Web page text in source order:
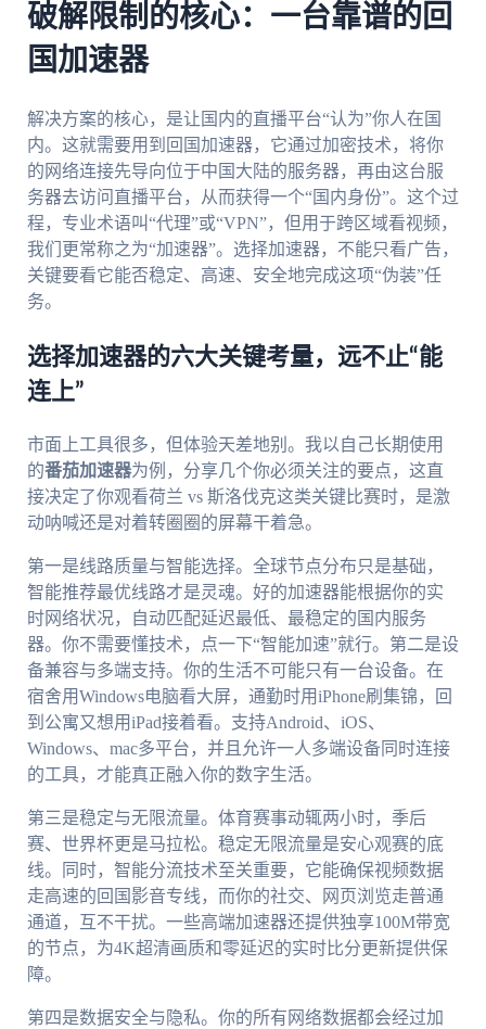
破解限制的核心：一台靠谱的回
国加速器
解决方案的核心，是让国内的直播平台“认为”你人在国
内。这就需要用到回国加速器，它通过加密技术，将你
的网络连接先导向位于中国大陆的服务器，再由这台服
务器去访问直播平台，从而获得一个“国内身份”。这个过
程，专业术语叫“代理”或“VPN”，但用于跨区域看视频，
我们更常称之为“加速器”。选择加速器，不能只看广告，
关键要看它能否稳定、高速、安全地完成这项“伪装”任
务。
选择加速器的六大关键考量，远不止“能
连上”
市面上工具很多，但体验天差地别。我以自己长期使用
的番茄加速器为例，分享几个你必须关注的要点，这直
接决定了你观看荷兰 vs 斯洛伐克这类关键比赛时，是激
动呐喊还是对着转圈圈的屏幕干着急。
第一是线路质量与智能选择。全球节点分布只是基础，
智能推荐最优线路才是灵魂。好的加速器能根据你的实
时网络状况，自动匹配延迟最低、最稳定的国内服务
器。你不需要懂技术，点一下“智能加速”就行。第二是设
备兼容与多端支持。你的生活不可能只有一台设备。在
宿舍用Windows电脑看大屏，通勤时用iPhone刷集锦，回
到公寓又想用iPad接着看。支持Android、iOS、
Windows、mac多平台，并且允许一人多端设备同时连接
的工具，才能真正融入你的数字生活。
第三是稳定与无限流量。体育赛事动辄两小时，季后
赛、世界杯更是马拉松。稳定无限流量是安心观赛的底
线。同时，智能分流技术至关重要，它能确保视频数据
走高速的回国影音专线，而你的社交、网页浏览走普通
通道，互不干扰。一些高端加速器还提供独享100M带宽
的节点，为4K超清画质和零延迟的实时比分更新提供保
障。
第四是数据安全与隐私。你的所有网络数据都会经过加